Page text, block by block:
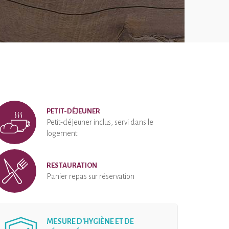
PETIT-DÉJEUNER
Petit-déjeuner inclus, servi dans le
logement
RESTAURATION
Panier repas sur réservation
MESURE D'HYGIÈNE ET DE